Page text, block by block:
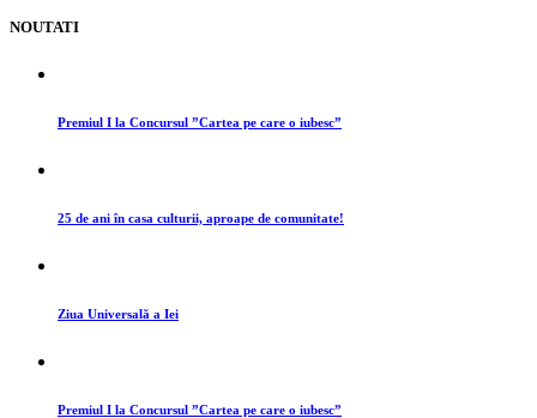
NOUTATI
Premiul I la Concursul ”Cartea pe care o iubesc”
25 de ani în casa culturii, aproape de comunitate!
Ziua Universală a Iei
Premiul I la Concursul ”Cartea pe care o iubesc”